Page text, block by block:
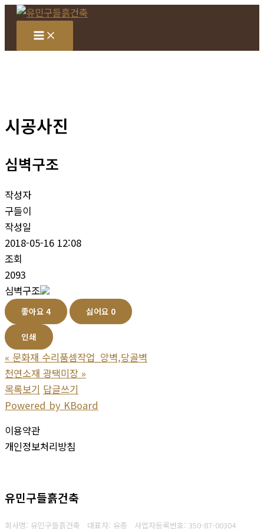
기
시공사진
심벽구조
작성자
구들이
작성일
2018-05-16 12:08
조회
2093
심벽구조
좋아요 4 싫어요 0
인쇄
« 문화재 수리품셈작업_앙벽,당골벽
천연소재 광택미장 »
목록보기 답글쓰기
Powered by KBoard
이용약관
개인정보처리방침
유민구들흙건축
회사명: 유민구들흙건축 대표자: 유종 사업자등록번호: 350-87-00304